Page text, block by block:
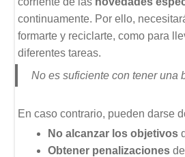
continuamente. Por ello,
formarte y reciclarte, como para
diferentes tareas.
No es suficiente con tener una
En caso contrario, pueden darse
No alcanzar los objetivos
Obtener penalizaciones